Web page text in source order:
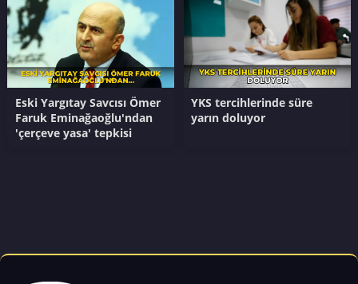
Eski Yargıtay Savcısı Ömer
Faruk Eminağaoğlu'ndan
'çerçeve yasa' tepkisi
YKS tercihlerinde süre
yarın doluyor